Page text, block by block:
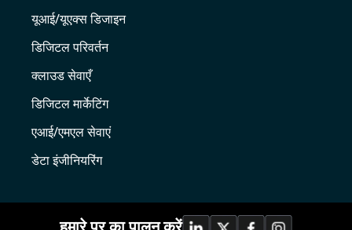
यूआई/यूएक्स डिजाइन
डिजिटल परिवर्तन
क्लाउड सेवाएँ
डिजिटल मार्केटिंग
एआई/एमएल सेवाएं
डेटा इंजीनियरिंग